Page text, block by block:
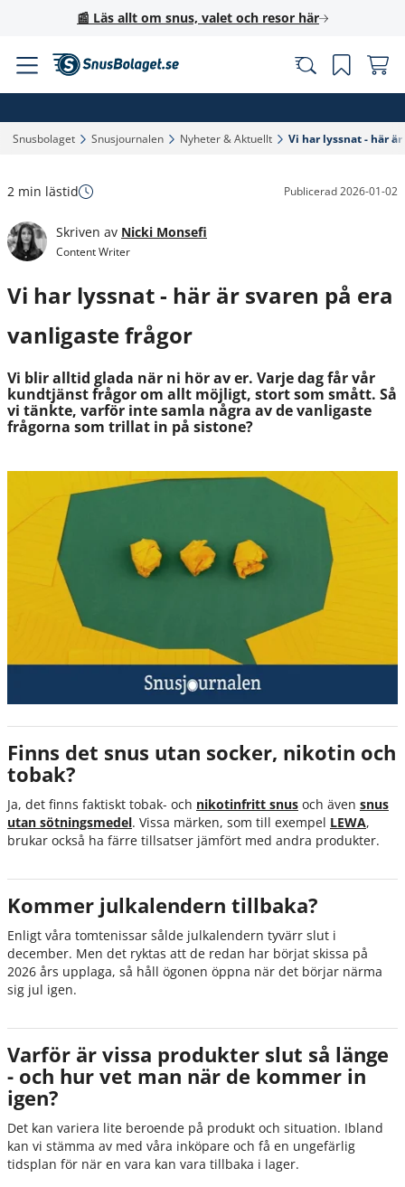
📰 Läs allt om snus, valet och resor här
Snusbolaget‎ Snusjournalen‎ Nyheter & Aktuellt‎ Vi har lyssnat - här
2 min lästid Publicerad2026-01-02
Skriven av Nicki Monsefi
Content Writer
Vi har lyssnat - här är svaren på era
vanligaste frågor
Vi blir alltid glada när ni hör av er. Varje dag får vår
kundtjänst frågor om allt möjligt, stort som smått. Så
vi tänkte, varför inte samla några av de vanligaste
frågorna som trillat in på sistone?
Finns det snus utan socker, nikotin och
tobak?
Ja, det finns faktiskt tobak- och nikotinfritt snus och även snus
utan sötningsmedel. Vissa märken, som till exempel LEWA,
brukar också ha färre tillsatser jämfört med andra produkter.
Kommer julkalendern tillbaka?
Enligt våra tomtenissar sålde julkalendern tyvärr slut i
december. Men det ryktas att de redan har börjat skissa på
2026 års upplaga, så håll ögonen öppna när det börjar närma
sig jul igen.
Varför är vissa produkter slut så länge
- och hur vet man när de kommer in
igen?
Det kan variera lite beroende på produkt och situation. Ibland
kan vi stämma av med våra inköpare och få en ungefärlig
tidsplan för när en vara kan vara tillbaka i lager.